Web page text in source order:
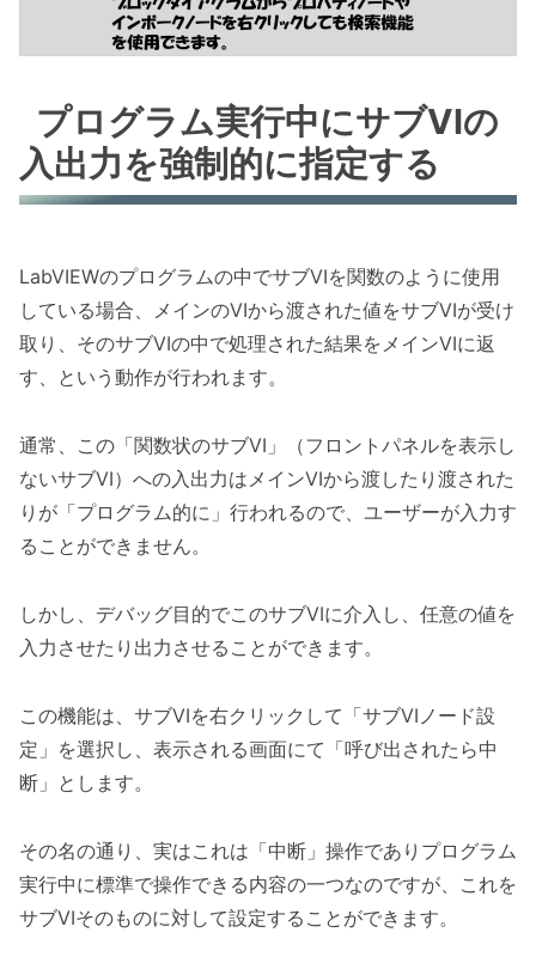
プログラム実行中にサブVIの
入出力を強制的に指定する
LabVIEWのプログラムの中でサブVIを関数のように使用
している場合、メインのVIから渡された値をサブVIが受け
取り、そのサブVIの中で処理された結果をメインVIに返
す、という動作が行われます。
通常、この「関数状のサブVI」（フロントパネルを表示し
ないサブVI）への入出力はメインVIから渡したり渡された
りが「プログラム的に」行われるので、ユーザーが入力す
ることができません。
しかし、デバッグ目的でこのサブVIに介入し、任意の値を
入力させたり出力させることができます。
この機能は、サブVIを右クリックして「サブVIノード設
定」を選択し、表示される画面にて「呼び出されたら中
断」とします。
その名の通り、実はこれは「中断」操作でありプログラム
実行中に標準で操作できる内容の一つなのですが、これを
サブVIそのものに対して設定することができます。